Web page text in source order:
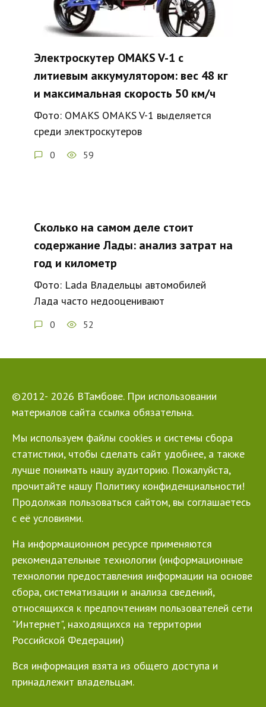
Электроскутер OMAKS V-1 с
литиевым аккумулятором: вес 48 кг
и максимальная скорость 50 км/ч
Фото: OMAKS OMAKS V-1 выделяется
среди электроскутеров
0 59
Сколько на самом деле стоит
содержание Лады: анализ затрат на
год и километр
Фото: Lada Владельцы автомобилей
Лада часто недооценивают
0 52
©2012- 2026 ВТамбове. При использовании
материалов сайта ссылка обязательна.
Мы используем файлы cookies и системы сбора
статистики, чтобы сделать сайт удобнее, а также
лучше понимать нашу аудиторию. Пожалуйста,
прочитайте нашу Политику конфиденциальности!
Продолжая пользоваться сайтом, вы соглашаетесь
с её условиями.
На информационном ресурсе применяются
рекомендательные технологии (информационные
технологии предоставления информации на основе
сбора, систематизации и анализа сведений,
относящихся к предпочтениям пользователей сети
"Интернет", находящихся на территории
Российской Федерации)
Вся информация взята из общего доступа и
принадлежит владельцам.